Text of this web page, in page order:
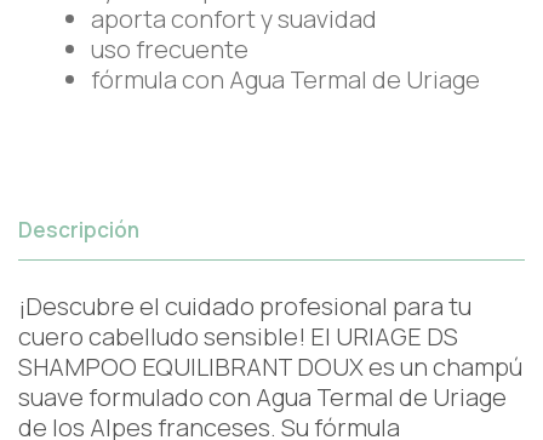
aporta confort y suavidad
uso frecuente
fórmula con Agua Termal de Uriage
Descripción
¡Descubre el cuidado profesional para tu
cuero cabelludo sensible! El URIAGE DS
SHAMPOO EQUILIBRANT DOUX es un champú
suave formulado con Agua Termal de Uriage
de los Alpes franceses. Su fórmula